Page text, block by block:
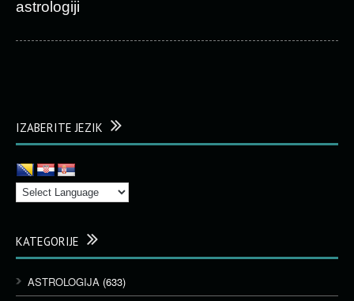
astrologiji
IZABERITE JEZIK
KATEGORIJE
ASTROLOGIJA (633)